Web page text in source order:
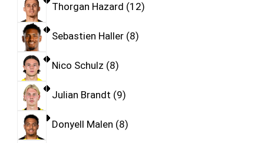
Thorgan Hazard 12
Sebastien Haller 8
Nico Schulz 8
Julian Brandt 9
Donyell Malen 8